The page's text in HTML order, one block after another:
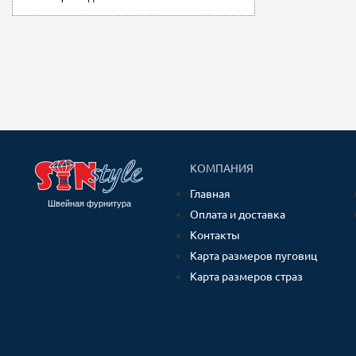
Швейная фурнитура
КОМПАНИЯ
Главная
Оплата и доставка
Контакты
Карта размеров пуговиц
Карта размеров страз